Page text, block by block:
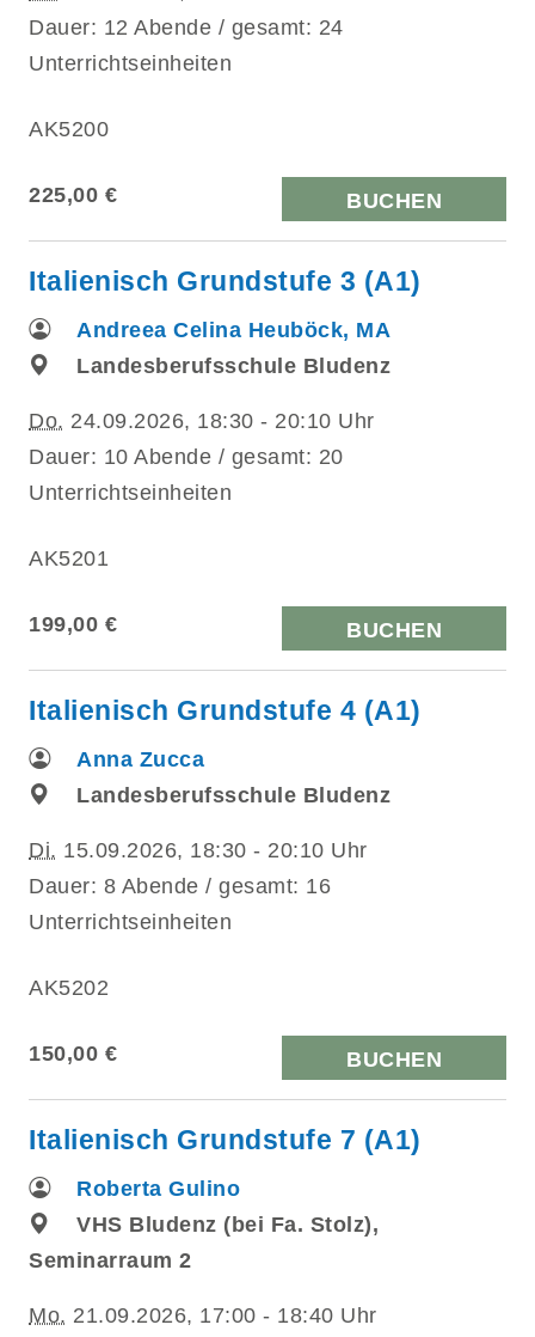
Dauer: 12 Abende / gesamt: 24
Unterrichtseinheiten
AK5200
225,00 € BUCHEN
Italienisch Grundstufe 3 (A1)
Andreea Celina Heuböck, MA
Landesberufsschule Bludenz
Do. 24.09.2026, 18:30 - 20:10 Uhr
Dauer: 10 Abende / gesamt: 20
Unterrichtseinheiten
AK5201
199,00 € BUCHEN
Italienisch Grundstufe 4 (A1)
Anna Zucca
Landesberufsschule Bludenz
Di. 15.09.2026, 18:30 - 20:10 Uhr
Dauer: 8 Abende / gesamt: 16
Unterrichtseinheiten
AK5202
150,00 € BUCHEN
Italienisch Grundstufe 7 (A1)
Roberta Gulino
VHS Bludenz (bei Fa. Stolz),
Seminarraum 2
Mo. 21.09.2026, 17:00 - 18:40 Uhr